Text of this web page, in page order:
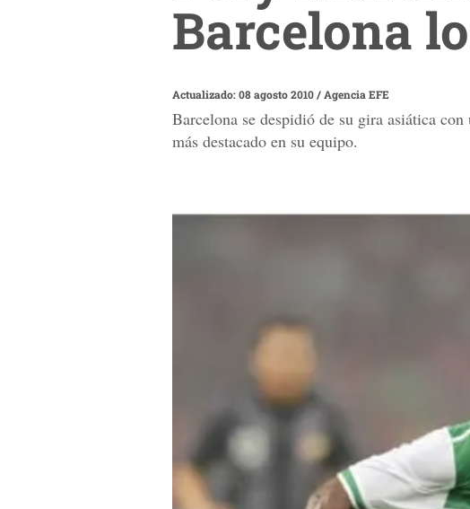
Barcelona
Actualizado: 08 agosto 2010/ Agencia EFE
Barcelona se despidió de su gira asiática
más destacado en su equipo.